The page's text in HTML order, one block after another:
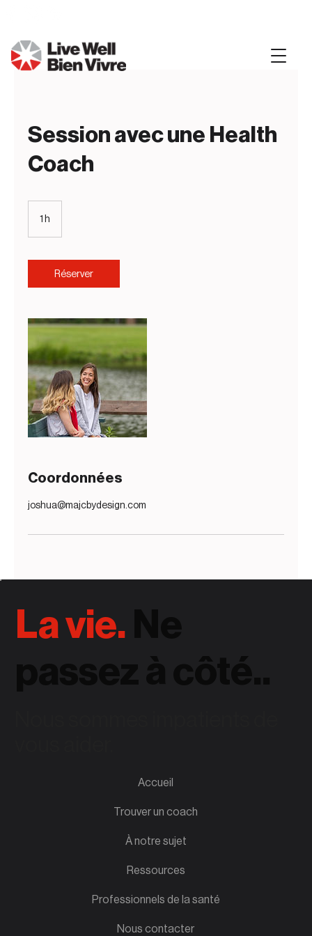
La vie.
Accueil
Trouver un coach
À notre sujet
Ressources
Professionnels de la santé
Nous contacter
Session avec une Health
Coach
1 h
Réserver
Coordonnées
joshua@majcbydesign.com